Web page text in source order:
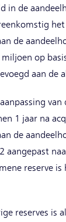
in de
de
op
aan de
van
1 jaar na
de
aangepast
reserve
reserves is